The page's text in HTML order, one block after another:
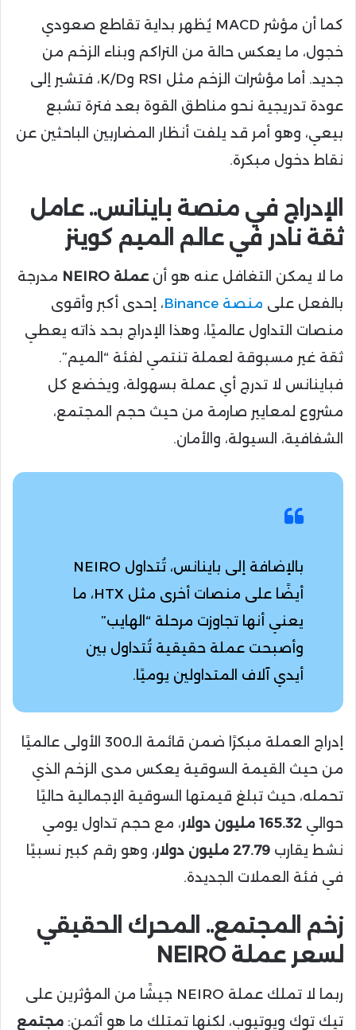
كما أن مؤشر MACD يُظهر بداية تقاطع صعودي
خجول، ما يعكس حالة من التراكم وبناء الزخم من
جديد. أما مؤشرات الزخم مثل RSI وK/D، فتشير إلى
عودة تدريجية نحو مناطق القوة بعد فترة تشبع
بيعي، وهو أمر قد يلفت أنظار المضاربين الباحثين عن
نقاط دخول مبكرة.
الإدراج في منصة باينانس.. عامل
ثقة نادر في عالم الميم كوينز
ما لا يمكن التغافل عنه هو أنعملة NEIRO
مدرجة
بالفعل على منصة Binance
، إحدى أكبر وأقوى
منصات التداول عالميًا، وهذا الإدراج بحد ذاته يعطي
ثقة غير مسبوقة لعملة تنتمي لفئة “الميم”.
فباينانس لا تدرج أي عملة بسهولة، ويخضع كل
مشروع لمعايير صارمة من حيث حجم المجتمع،
الشفافية، السيولة، والأمان.
بالإضافة إلى باينانس، تُتداول NEIRO
أيضًا على منصات أخرى مثل HTX، ما
يعني أنها تجاوزت مرحلة “الهايب”
وأصبحت عملة حقيقية تُتداول بين
أيدي آلاف المتداولين يوميًا.
إدراج العملة مبكرًا ضمن قائمة الـ300 الأولى عالميًا
من حيث القيمة السوقية يعكس مدى الزخم الذي
تحمله، حيث تبلغ قيمتها السوقية الإجمالية حاليًا
حوالي 165.32 مليون دولار
، مع حجم تداول يومي
نشط يقارب 27.79 مليون دولار
، وهو رقم كبير نسبيًا
في فئة العملات الجديدة.
زخم المجتمع.. المحرك الحقيقي
لسعر عملة NEIRO
ربما لا تملك عملة NEIRO جيشًا من المؤثرين على
تيك توك ويوتيوب، لكنها تمتلك ما هو أثمن: مجتمع